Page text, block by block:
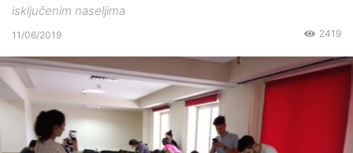
isključenim naseljima
11/06/2019 2419